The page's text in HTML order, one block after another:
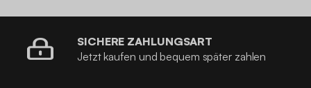
SICHERE ZAHLUNGSART
Jetzt kaufen und bequem später zahlen